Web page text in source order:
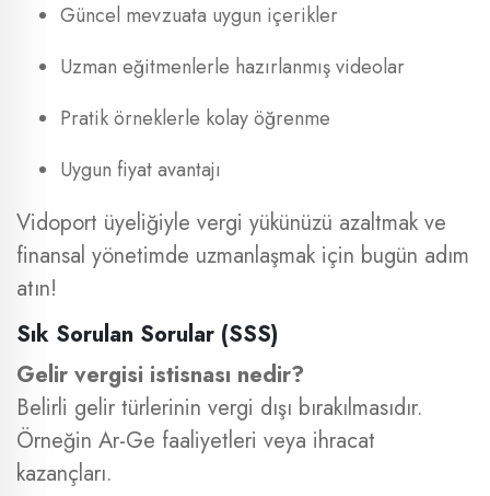
Güncel mevzuata uygun içerikler
Uzman eğitmenlerle hazırlanmış videolar
Pratik örneklerle kolay öğrenme
Uygun fiyat avantajı
Vidoport üyeliğiyle vergi yükünüzü azaltmak ve
finansal yönetimde uzmanlaşmak için bugün adım
atın!
Sık Sorulan Sorular (SSS)
Gelir vergisi istisnası nedir?
Belirli gelir türlerinin vergi dışı bırakılmasıdır.
Örneğin Ar-Ge faaliyetleri veya ihracat
kazançları.